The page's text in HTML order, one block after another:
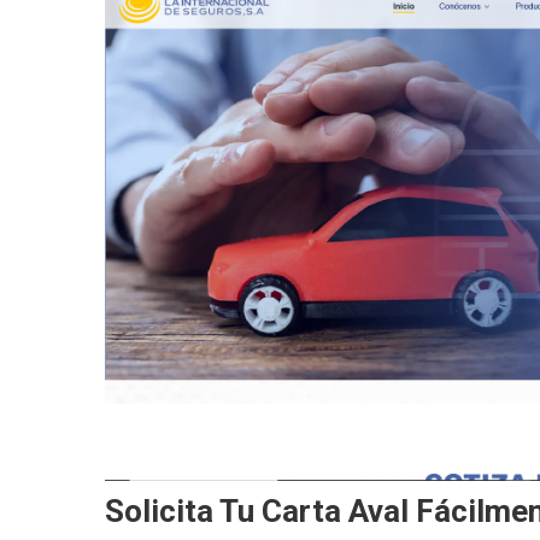
Solicita Tu Carta Aval